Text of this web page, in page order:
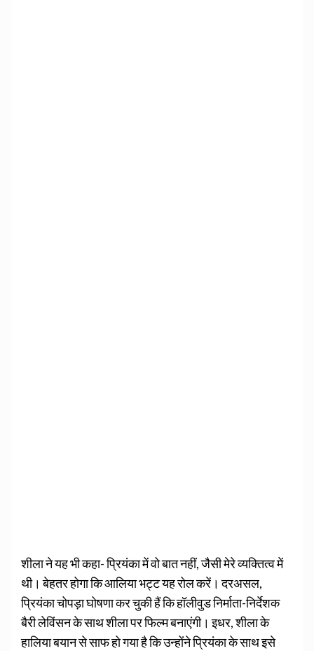
शीला ने यह भी कहा- प्रियंका में वो बात नहीं, जैसी मेरे व्यक्तित्व में
थी। बेहतर होगा कि आलिया भट्ट यह रोल करें। दरअसल,
प्रियंका चोपड़ा घोषणा कर चुकी हैं कि हॉलीवुड निर्माता-निर्देशक
बैरी लेविंसन के साथ शीला पर फिल्म बनाएंगी। इधर, शीला के
हालिया बयान से साफ हो गया है कि उन्होंने प्रियंका के साथ इसे